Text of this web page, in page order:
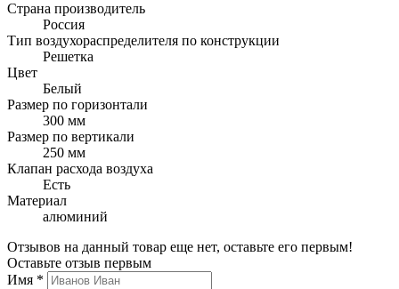
Страна производитель
Россия
Тип воздухораспределителя по конструкции
Решетка
Цвет
Белый
Размер по горизонтали
300 мм
Размер по вертикали
250 мм
Клапан расхода воздуха
Есть
Материал
алюминий
Отзывов на данный товар еще нет, оставьте его первым!
Оставьте отзыв первым
Имя *